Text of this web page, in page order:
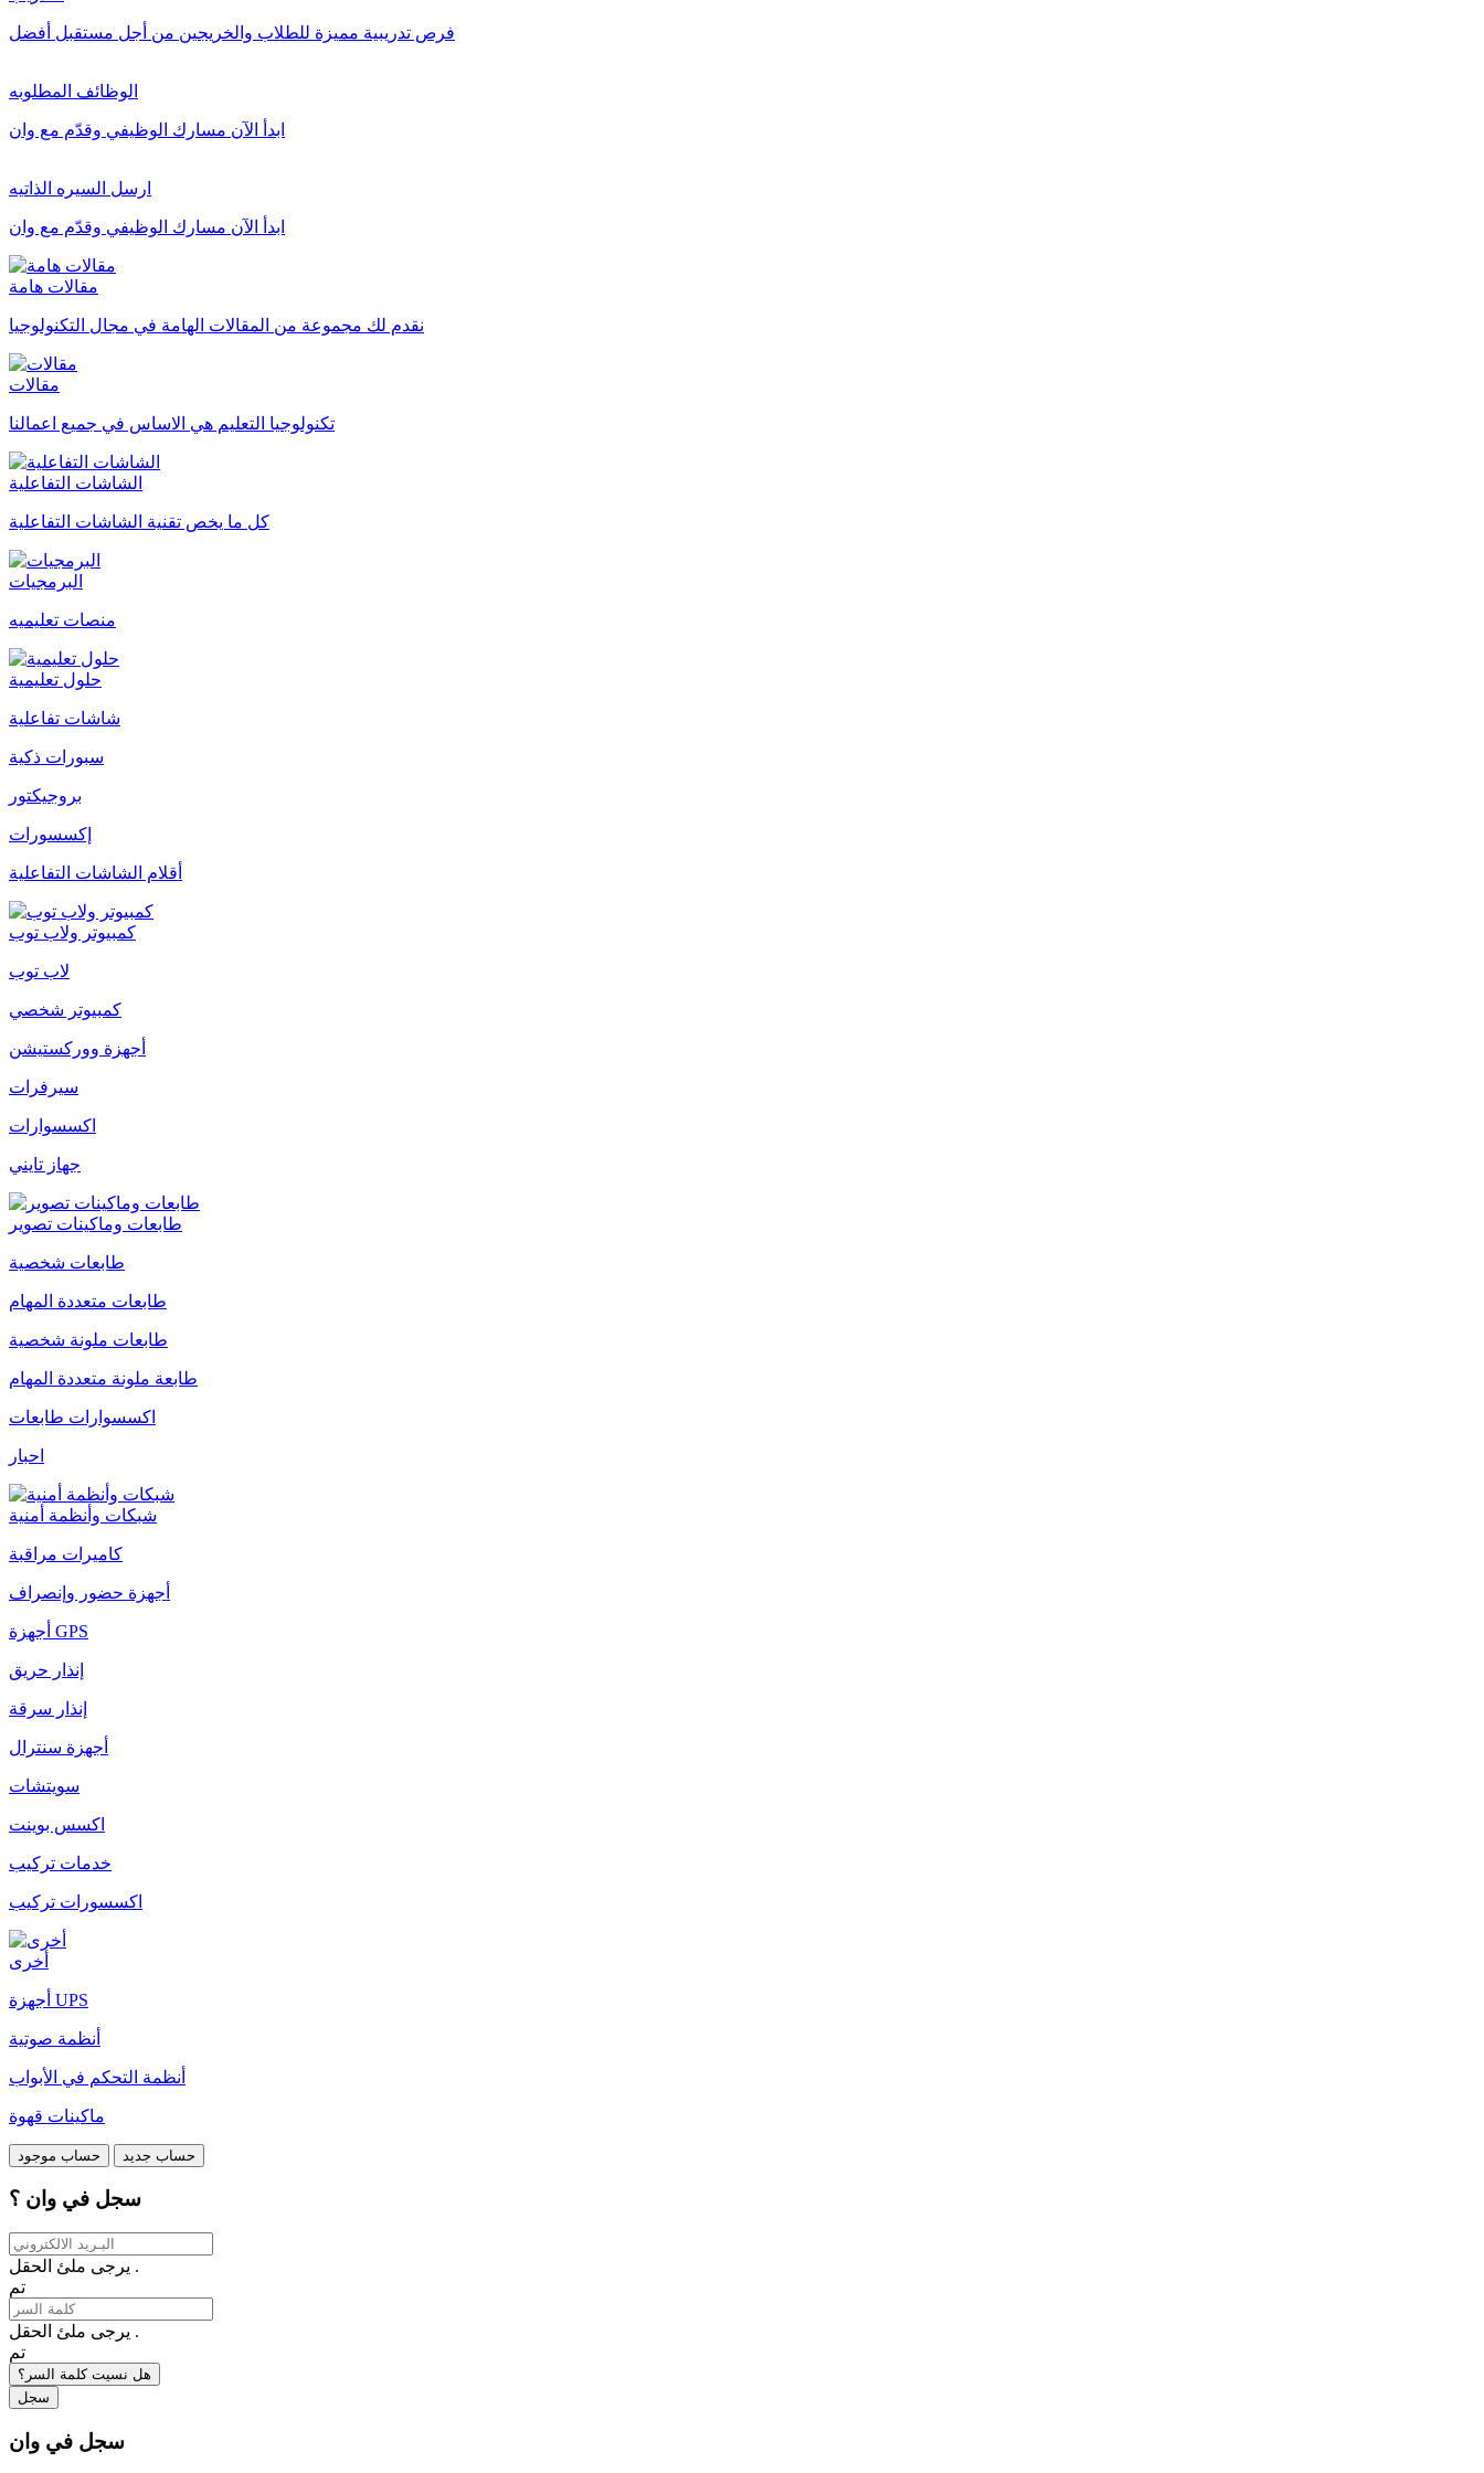
فرص تدريبية مميزة للطلاب والخريجين من أجل مستقبل أفضل
الوظائف المطلوبه
ابدأ الآن مسارك الوظيفي وقدّم مع وان
ارسل السيره الذاتيه
ابدأ الآن مسارك الوظيفي وقدّم مع وان
مقالات هامة
نقدم لك مجموعة من المقالات الهامة في مجال التكنولوجيا
مقالات
تكنولوجيا التعليم هي الاساس في جميع اعمالنا
الشاشات التفاعلية
كل ما يخص تقنية الشاشات التفاعلية
البرمجيات
منصات تعليميه
حلول تعليمية
شاشات تفاعلية
سبورات ذكية
بروجيكتور
إكسسورات
أقلام الشاشات التفاعلية
كمبيوتر ولاب توب
لاب توب
كمبيوتر شخصي
أجهزة ووركستيشن
سيرفرات
اكسسوارات
جهاز تايني
طابعات وماكينات تصوير
طابعات شخصية
طابعات متعددة المهام
طابعات ملونة شخصية
طابعة ملونة متعددة المهام
اكسسوارات طابعات
احبار
شبكات وأنظمة أمنية
كاميرات مراقبة
أجهزة حضور وإنصراف
أجهزة GPS
إنذار حريق
إنذار سرقة
أجهزة سنترال
سويتشات
اكسس بوينت
خدمات تركيب
اكسسورات تركيب
أخرى
أجهزة UPS
أنظمة صوتية
أنظمة التحكم في الأبواب
ماكينات قهوة
حساب موجود حساب جديد
سجل في وان ؟
يرجى ملئ الحقل .
تم
يرجى ملئ الحقل .
تم
هل نسيت كلمة السر؟
سجل
سجل في وان